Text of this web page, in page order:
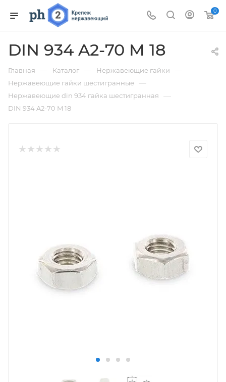
0
DIN 934 A2-70 M 18
Главная — Каталог — Нержавеющие гайки —
Нержавеющие гайки шестигранные —
Нержавеющие din 934 гайка шестигранная —
DIN 934 A2-70 M 18